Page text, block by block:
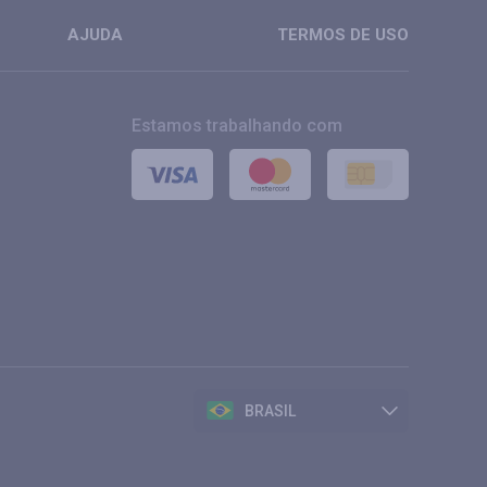
AJUDA TERMOS DE USO
Estamos trabalhando com
BRASIL